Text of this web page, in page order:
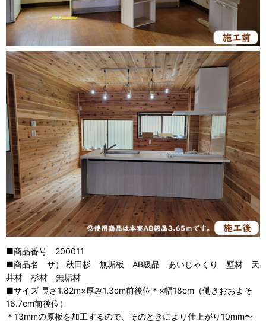
■商品番号 200011
■商品名 サ） 秋田杉 無垢板 AB級品 あいじゃくり 壁材 天
井材 杉材 無垢材
■サイズ 長さ1.82m×厚み1.3cm前後位＊×幅18cm（働きおおよそ
16.7cm前後位）
＊13mmの原板を加工するので、そのときにより仕上がり10mm〜